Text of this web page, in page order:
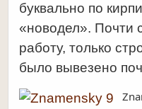
буквально по
«новодел». Почти
работу, только
было вывезено